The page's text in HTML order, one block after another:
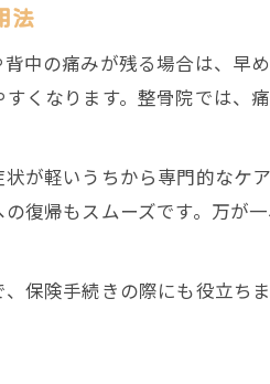
通院しやすい交通事故治療の
交通事故治療後のアフターケ
法
中の痛みが残る場合は、早
くなります。整骨院では
が軽いうちから専門的な
復帰もスムーズです。万
保険手続きの際にも役立ち